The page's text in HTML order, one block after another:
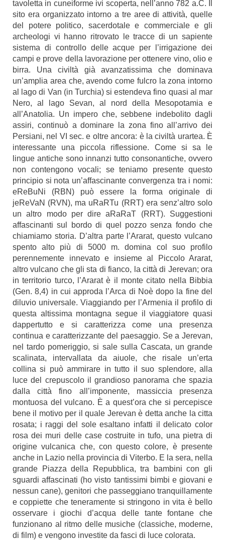
tavoletta in cuneiforme ivi scoperta, nell’anno 782 a.C. Il
sito era organizzato intorno a tre aree di attività, quelle
del potere politico, sacerdotale e commerciale e gli
archeologi vi hanno ritrovato le tracce di un sapiente
sistema di controllo delle acque per l’irrigazione dei
campi e prove della lavorazione per ottenere vino, olio e
birra. Una civiltà già avanzatissima che dominava
un’amplia area che, avendo come fulcro la zona intorno
al lago di Van (in Turchia) si estendeva fino quasi al mar
Nero, al lago Sevan, al nord della Mesopotamia e
all’Anatolia. Un impero che, sebbene indebolito dagli
assiri, continuò a dominare la zona fino all’arrivo dei
Persiani, nel VI sec. e oltre ancora: è la civiltà urartea. È
interessante una piccola riflessione. Come si sa le
lingue antiche sono innanzi tutto consonantiche, ovvero
non contengono vocali; se teniamo presente questo
principio si nota un’affascinante convergenza tra i nomi:
eReBuNi (RBN) può essere la forma originale di
jeReVaN (RVN), ma uRaRTu (RRT) era senz’altro solo
un altro modo per dire aRaRaT (RRT). Suggestioni
affascinanti sul bordo di quel pozzo senza fondo che
chiamiamo storia. D’altra parte l’Ararat, questo vulcano
spento alto più di 5000 m. domina col suo profilo
perennemente innevato e insieme al Piccolo Ararat,
altro vulcano che gli sta di fianco, la città di Jerevan; ora
in territorio turco, l’Ararat è il monte citato nella Bibbia
(Gen. 8,4) in cui approda l’Arca di Noè dopo la fine del
diluvio universale. Viaggiando per l’Armenia il profilo di
questa altissima montagna segue il viaggiatore quasi
dappertutto e si caratterizza come una presenza
continua e caratterizzante del paesaggio. Se a Jerevan,
nel tardo pomeriggio, si sale sulla Cascata, un grande
scalinata, intervallata da aiuole, che risale un’erta
collina si può ammirare in tutto il suo splendore, alla
luce del crepuscolo il grandioso panorama che spazia
dalla città fino all’imponente, massiccia presenza
montuosa del vulcano. È a quest’ora che si percepisce
bene il motivo per il quale Jerevan è detta anche la citta
rosata; i raggi del sole esaltano infatti il delicato color
rosa dei muri delle case costruite in tufo, una pietra di
origine vulcanica che, con questo colore, è presente
anche in Lazio nella provincia di Viterbo. E la sera, nella
grande Piazza della Repubblica, tra bambini con gli
sguardi affascinati (ho visto tantissimi bimbi e giovani e
nessun cane), genitori che passeggiano tranquillamente
e coppiette che teneramente si stringono in vita è bello
osservare i giochi d’acqua delle tante fontane che
funzionano al ritmo delle musiche (classiche, moderne,
di film) e vengono investite da fasci di luce colorata.